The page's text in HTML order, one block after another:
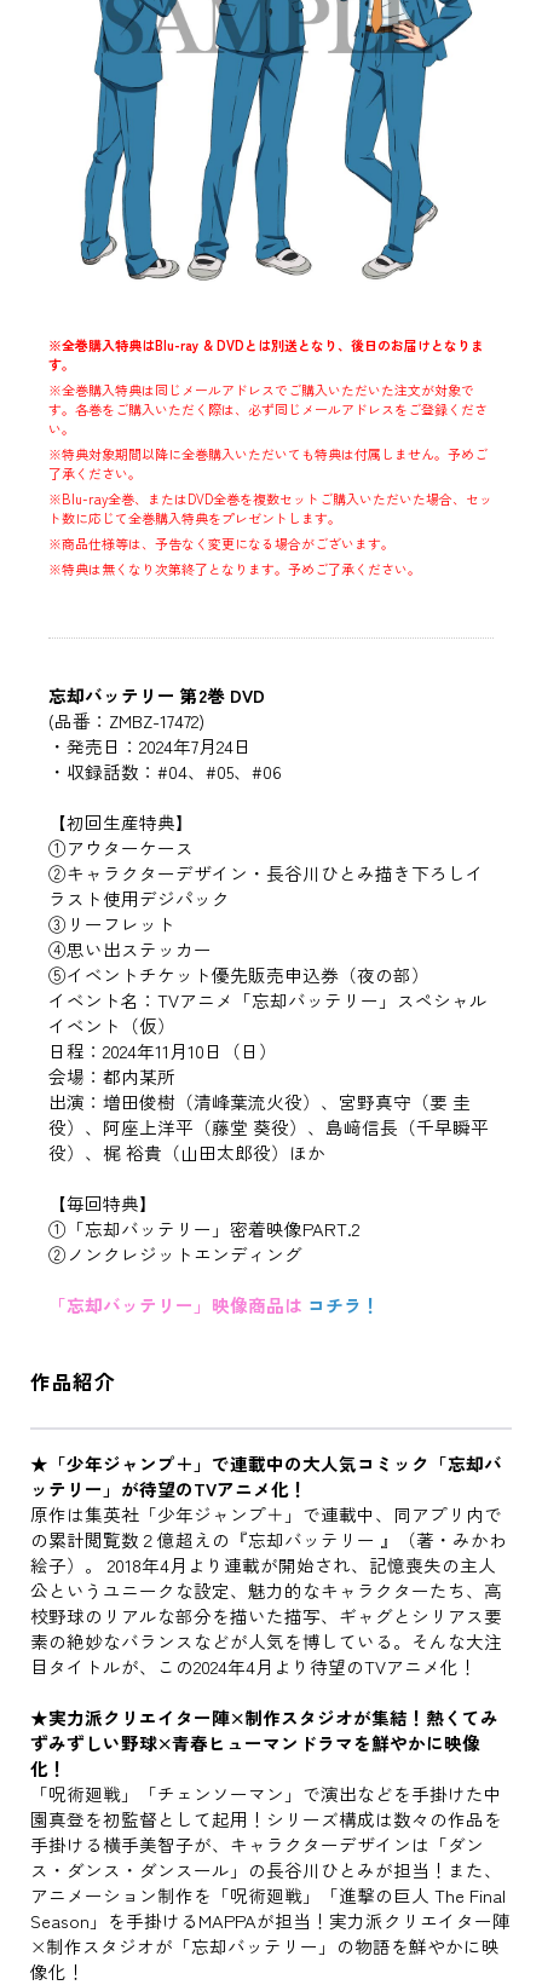
※全巻購入特典はBlu-ray & DVDとは別送となり、後日のお届けとなりま
す。
※全巻購入特典は同じメールアドレスでご購入いただいた注文が対象で
す。各巻をご購入いただく際は、必ず同じメールアドレスをご登録くださ
い。
※特典対象期間以降に全巻購入いただいても特典は付属しません。予めご
了承ください。
※Blu-ray全巻、またはDVD全巻を複数セットご購入いただいた場合、セッ
ト数に応じて全巻購入特典をプレゼントします。
※商品仕様等は、予告なく変更になる場合がございます。
※特典は無くなり次第終了となります。予めご了承ください。
忘却バッテリー 第2巻 DVD
(品番：ZMBZ-17472)
・発売日：2024年7月24日
・収録話数：#04、#05、#06
【初回生産特典】
①アウターケース
②キャラクターデザイン・長谷川ひとみ描き下ろしイ
ラスト使用デジパック
③リーフレット
④思い出ステッカー
⑤イベントチケット優先販売申込券（夜の部）
イベント名：TVアニメ「忘却バッテリー」スペシャル
イベント（仮）
日程：2024年11月10日（日）
会場：都内某所
出演：増田俊樹（清峰葉流火役）、宮野真守（要 圭
役）、阿座上洋平（藤堂 葵役）、島﨑信長（千早瞬平
役）、梶 裕貴（山田太郎役）ほか
【毎回特典】
①「忘却バッテリー」密着映像PART.2
②ノンクレジットエンディング
「忘却バッテリー」映像商品は コチラ！
作品紹介
★「少年ジャンプ＋」で連載中の大人気コミック「忘却バ
ッテリー」が待望のTVアニメ化！
原作は集英社「少年ジャンプ＋」で連載中、同アプリ内で
の累計閲覧数２億超えの『忘却バッテリー 』（著・みかわ
絵子）。 2018年4月より連載が開始され、記憶喪失の主人
公というユニークな設定、魅力的なキャラクターたち、高
校野球のリアルな部分を描いた描写、ギャグとシリアス要
素の絶妙なバランスなどが人気を博している。そんな大注
目タイトルが、この2024年4月より待望のTVアニメ化！
★実力派クリエイター陣×制作スタジオが集結！熱くてみ
ずみずしい野球×青春ヒューマンドラマを鮮やかに映像
化！
「呪術廻戦」「チェンソーマン」で演出などを手掛けた中
園真登を初監督として起用！シリーズ構成は数々の作品を
手掛ける横手美智子が、キャラクターデザインは「ダン
ス・ダンス・ダンスール」の長谷川ひとみが担当！また、
アニメーション制作を「呪術廻戦」「進撃の巨人 The Final
Season」を手掛けるMAPPAが担当！実力派クリエイター陣
×制作スタジオが「忘却バッテリー」の物語を鮮やかに映
像化！